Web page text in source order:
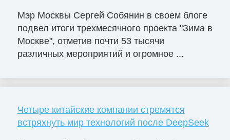
Мэр Москвы Сергей Собянин в своем блоге
подвел итоги трехмесячного проекта "Зима в
Москве", отметив почти 53 тысячи
различных мероприятий и огромное ...
Четыре китайские компании стремятся
встряхнуть мир технологий после DeepSeek